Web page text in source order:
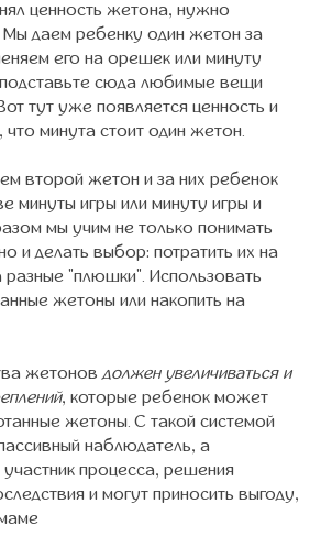
ценность жетона, нужно
Мы даем ребенку один жетон за
его на орешек или минуту
сюда любимые вещи
тут уже появляется ценность и
минута стоит один жетон.
второй жетон и за них ребенок
минуты игры или минуту игры и
мы учим не только понимать
и делать выбор: потратить их на
разные "плюшки". Использовать
жетоны или накопить на
жетонов должен увеличиваться и
, которые ребенок может
жетоны. С такой системой
наблюдатель, а
процесса, решения
и могут приносить выгоду,